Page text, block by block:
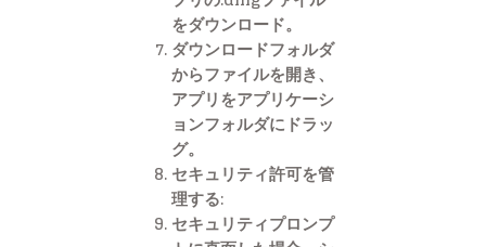
をダウンロード。
ダウンロードフォルダ
からファイルを開き、
アプリをアプリケーシ
ョンフォルダにドラッ
グ。
セキュリティ許可を管
理する:
セキュリティプロンプ